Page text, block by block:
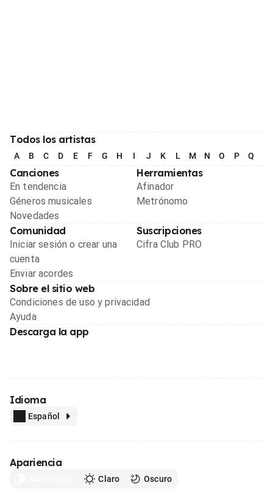
Todos los artistas
A B C D E F G H I J K L M N O P Q
Canciones
En tendencia
Géneros musicales
Novedades
Herramientas
Afinador
Metrónomo
Comunidad
Iniciar sesión o crear una
cuenta
Enviar acordes
Suscripciones
Cifra Club PRO
Sobre el sitio web
Condiciones de uso y privacidad
Ayuda
Descarga la app
Idioma
Español
Apariencia
Claro Oscuro